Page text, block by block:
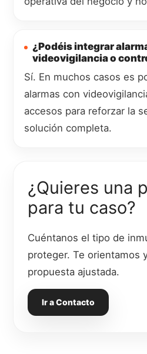
¿Podéis integrar
videovigilancia o
Sí. En muchos casos es
alarmas con
accesos para reforzar la
solución completa.
¿Quieres una
para tu caso?
Cuéntanos el tipo de
proteger. Te orientamos
propuesta ajustada.
Ir a Contacto